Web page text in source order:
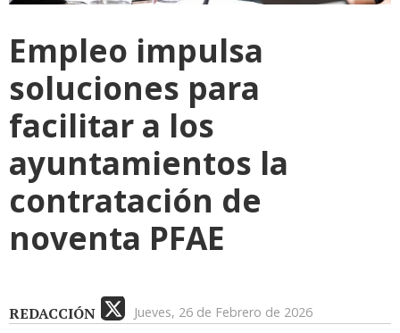
Empleo impulsa
soluciones para
facilitar a los
ayuntamientos la
contratación de
noventa PFAE
REDACCIÓN Jueves, 26 de Febrero de 2026